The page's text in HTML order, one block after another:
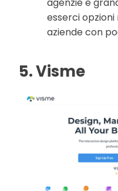
agenzie e
esserci
aziende con
5. Visme